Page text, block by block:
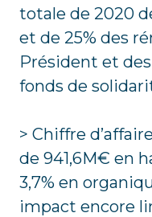
totale de 2020
et de 25% des
Président et
fonds de
> Chiffre
de 941,6M€ en
3,7% en
impact encore